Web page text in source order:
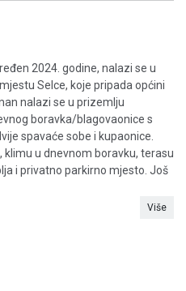
2024. godine, nalazi se u
Selce, koje pripada općini
nalazi se u prizemlju
boravka/blagovaonice s
spavaće sobe i kupaonice.
u dnevnom boravku, terasu
i privatno parkirno mjesto. Još
Više